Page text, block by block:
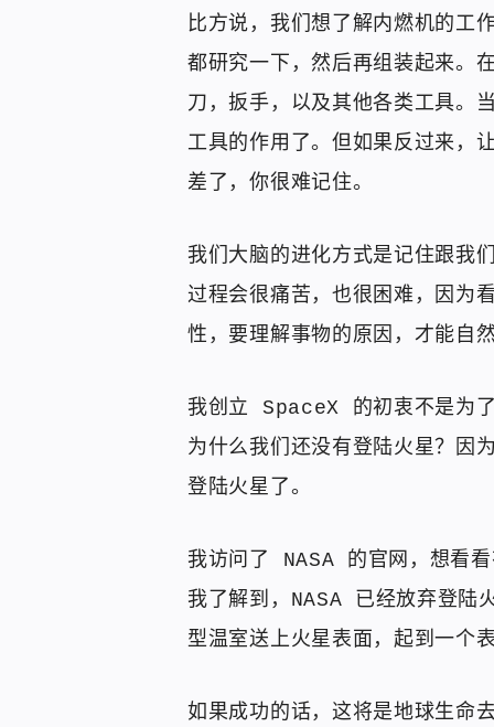
比方说，我们想了解内燃机的工
都研究一下，然后再组装起来。
刀，扳手，以及其他各类工具。
工具的作用了。但如果反过来，
差了，你很难记住。
我们大脑的进化方式是记住跟我
过程会很痛苦，也很困难，因为
性，要理解事物的原因，才能自
我创立 SpaceX 的初衷不是为
为什么我们还没有登陆火星？
登陆火星了。
我访问了 NASA 的官网，想看
我了解到，NASA 已经放弃登陆
型温室送上火星表面，起到一个
如果成功的话，这将是地球生命